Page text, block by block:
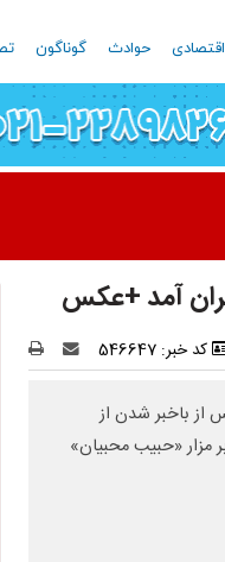
اقتصادی حوادث گوناگون